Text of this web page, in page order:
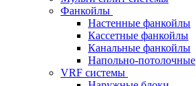
Фанкойлы
Настенные фанкойлы
Кассетные фанкойлы
Канальные фанкойлы
Напольно-потолочные
VRF системы